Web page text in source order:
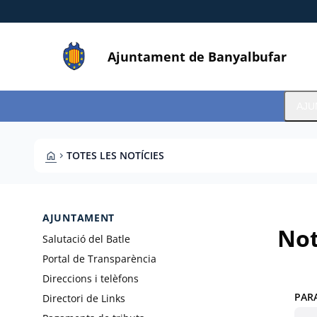
Ajuntament de Banyalbufar
HOME CHEVRON_RIGHT TOTES LES NOTÍCIES
AJUNTAMENT
Salutació del Batle
Portal de Transparència
Direccions i telèfons
Directori de Links